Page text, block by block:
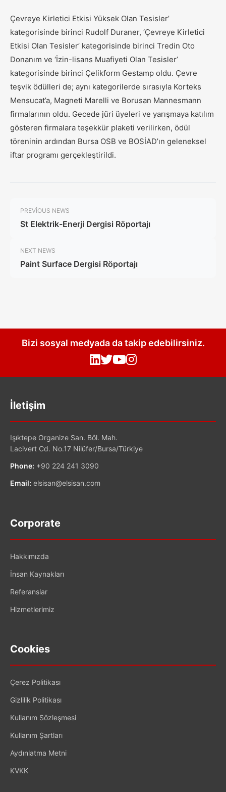
Çevreye Kirletici Etkisi Yüksek Olan Tesisler’
kategorisinde birinci Rudolf Duraner, ‘Çevreye Kirletici
Etkisi Olan Tesisler’ kategorisinde birinci Tredin Oto
Donanım ve ‘İzin-lisans Muafiyeti Olan Tesisler’
kategorisinde birinci Çelikform Gestamp oldu. Çevre
teşvik ödülleri de; aynı kategorilerde sırasıyla Korteks
Mensucat’a, Magneti Marelli ve Borusan Mannesmann
firmalarının oldu. Gecede jüri üyeleri ve yarışmaya katılım
gösteren firmalara teşekkür plaketi verilirken, ödül
töreninin ardından Bursa OSB ve BOSİAD’ın geleneksel
iftar programı gerçekleştirildi.
PREVIOUS NEWS
St Elektrik-Enerji Dergisi Röportajı
NEXT NEWS
Paint Surface Dergisi Röportajı
Bizi sosyal medyada da takip edebilirsiniz.
İletişim
Işıktepe Organize San. Böl. Mah.
Lacivert Cd. No.17 Nilüfer/Bursa/Türkiye
Phone: +90 224 241 3090
Email: elsisan@elsisan.com
Corporate
Hakkımızda
İnsan Kaynakları
Referanslar
Hizmetlerimiz
Cookies
Çerez Politikası
Gizlilik Politikası
Kullanım Sözleşmesi
Kullanım Şartları
Aydınlatma Metni
KVKK